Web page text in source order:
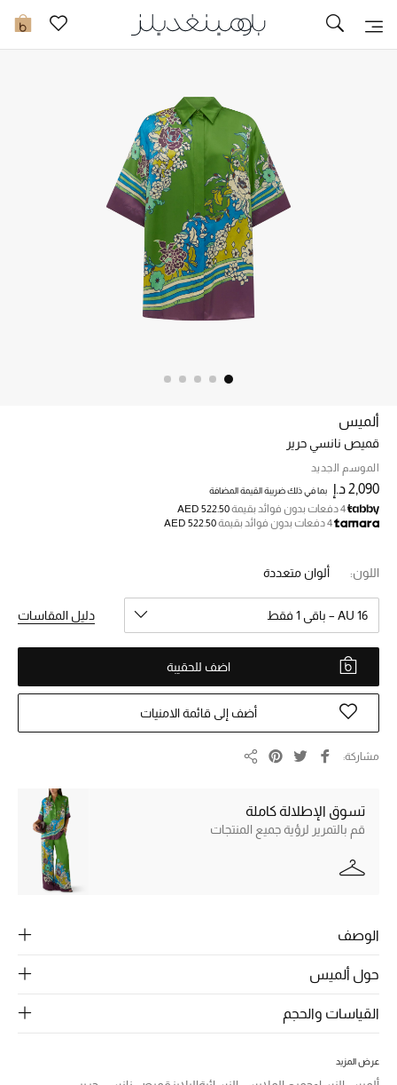
0 تخفيضات
خصم حتى 70%
تسوقوا الآن
ما وصلنا حديثاً
ما وصلنا حديثاً
الموسم الجديد
النساء
الحقائب النسائية
أحذية النسائية
الجمال
المجوهرات
نسوقوا أحدث ما وصلنا
ألميس
قميص نانسي حرير
الموسم الجديد
2,090 د.إ بما في ذلك ضريبة القيمة المضافة
4 دفعات بدون فوائد بقيمة
AED 522.50
4 دفعات بدون فوائد بقيمة
AED 522.50
اللون: ألوان متعددة
AU 16 – باقي 1 فقط دليل المقاسات
اضف للحقيبة
أضف إلى قائمة الامنيات
مشاركة
تسوق الإطلالة كاملة
قم بالتمرير لرؤية جميع المنتجات
الوصف
حول ألميس
القياسات والحجم
عرض المزيد